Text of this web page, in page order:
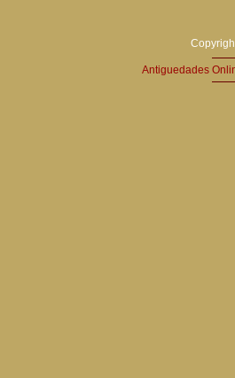
Antiguedades